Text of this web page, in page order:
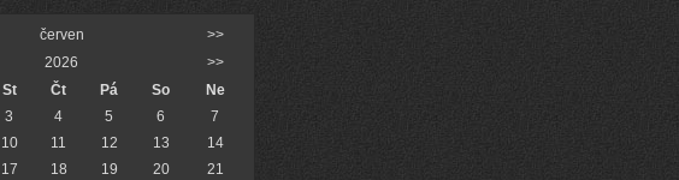
červen >>
2026
>>
St Čt Pá So
Ne
3 4 5 6
7
10 11 12 13
14
17 18 19 20
21